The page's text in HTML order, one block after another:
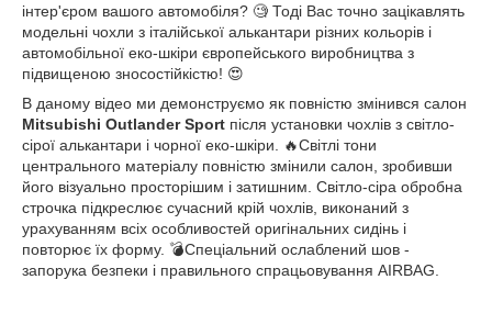
інтер'єром вашого автомобіля? 🧐 Тоді Вас точно зацікавлять
модельні чохли з італійської алькантари різних кольорів і
автомобільної еко-шкіри європейського виробництва з
підвищеною зносостійкістю! 😍
В даному відео ми демонструємо як повністю змінився салон
Mitsubishi Outlander Sport після установки чохлів з світло-
сірої алькантари і чорної еко-шкіри. 🔥Свiтлi тони
центрального матеріалу повністю змінили салон, зробивши
його візуально просторішим і затишним. Світло-сіра обробна
строчка підкреслює сучасний крій чохлів, виконаний з
урахуванням всіх особливостей оригінальних сидінь і
повторює їх форму. 💣Спеціальний ослаблений шов -
запорука безпеки і правильного спрацьовування AIRBAG.